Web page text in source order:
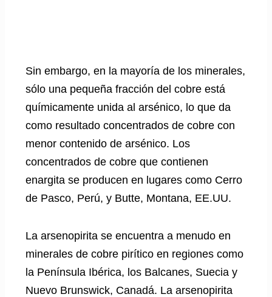
Sin embargo, en la mayoría de los minerales,
sólo una pequeña fracción del cobre está
químicamente unida al arsénico, lo que da
como resultado concentrados de cobre con
menor contenido de arsénico. Los
concentrados de cobre que contienen
enargita se producen en lugares como Cerro
de Pasco, Perú, y Butte, Montana, EE.UU.
La arsenopirita se encuentra a menudo en
minerales de cobre pirítico en regiones como
la Península Ibérica, los Balcanes, Suecia y
Nuevo Brunswick, Canadá. La arsenopirita